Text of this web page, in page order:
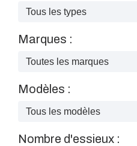
Marques :
Modèles :
Nombre d'essieux :